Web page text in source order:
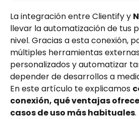
La integración entre Clientify y
llevar la automatización de tus
nivel. Gracias a esta conexión,
múltiples herramientas
personalizados y automatizar
depender de desarrollos a
En este artículo te explicamos
conexión, qué ventajas
casos de uso más habituales.